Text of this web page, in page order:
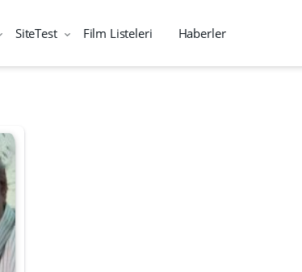
SiteTest Film Listeleri Haberler